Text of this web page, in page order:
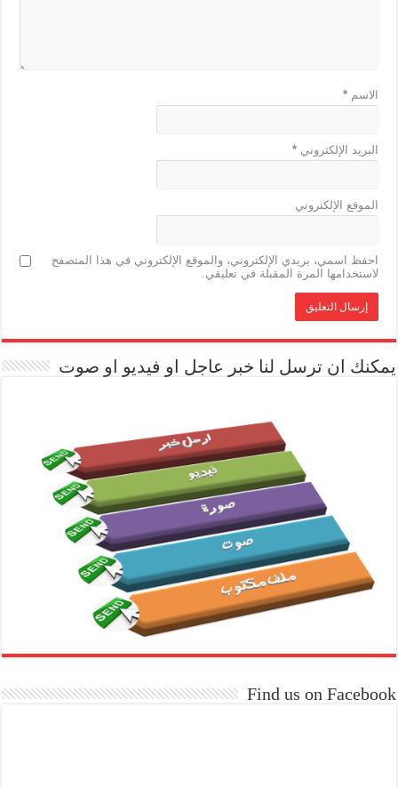
الاسم*
البريد الإلكتروني*
الموقع الإلكتروني
احفظ اسمي، بريدي الإلكتروني، والموقع الإلكتروني في هذا المتصفح
لاستخدامها المرة المقبلة في تعليقي.
يمكنك ان ترسل لنا خبر عاجل او فيديو او صوت
Find us on Facebook